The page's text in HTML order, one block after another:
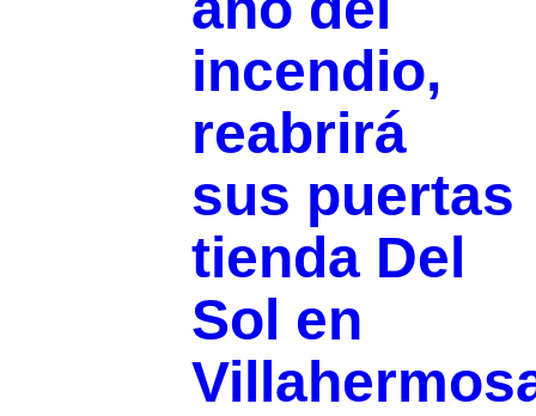
incendio,
reabrirá
sus puertas
tienda Del
Sol en